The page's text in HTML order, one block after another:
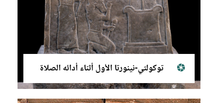
توكولتي-نينورتا الأول أثناء أدائه الصلاة